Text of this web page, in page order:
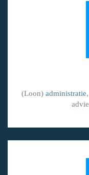
(Loon) administratie